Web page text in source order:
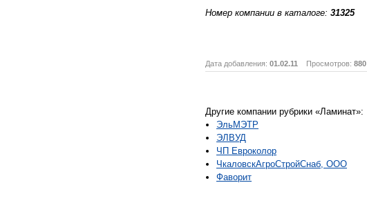
Номер компании в каталоге: 31325
Дата добавления: 01.02.11 Просмотров: 880
Другие компании рубрики «Ламинат»:
ЭльМЭТР
ЭЛВУД
ЧП Евроколор
ЧкаловскАгроСтройСнаб, ООО
Фаворит